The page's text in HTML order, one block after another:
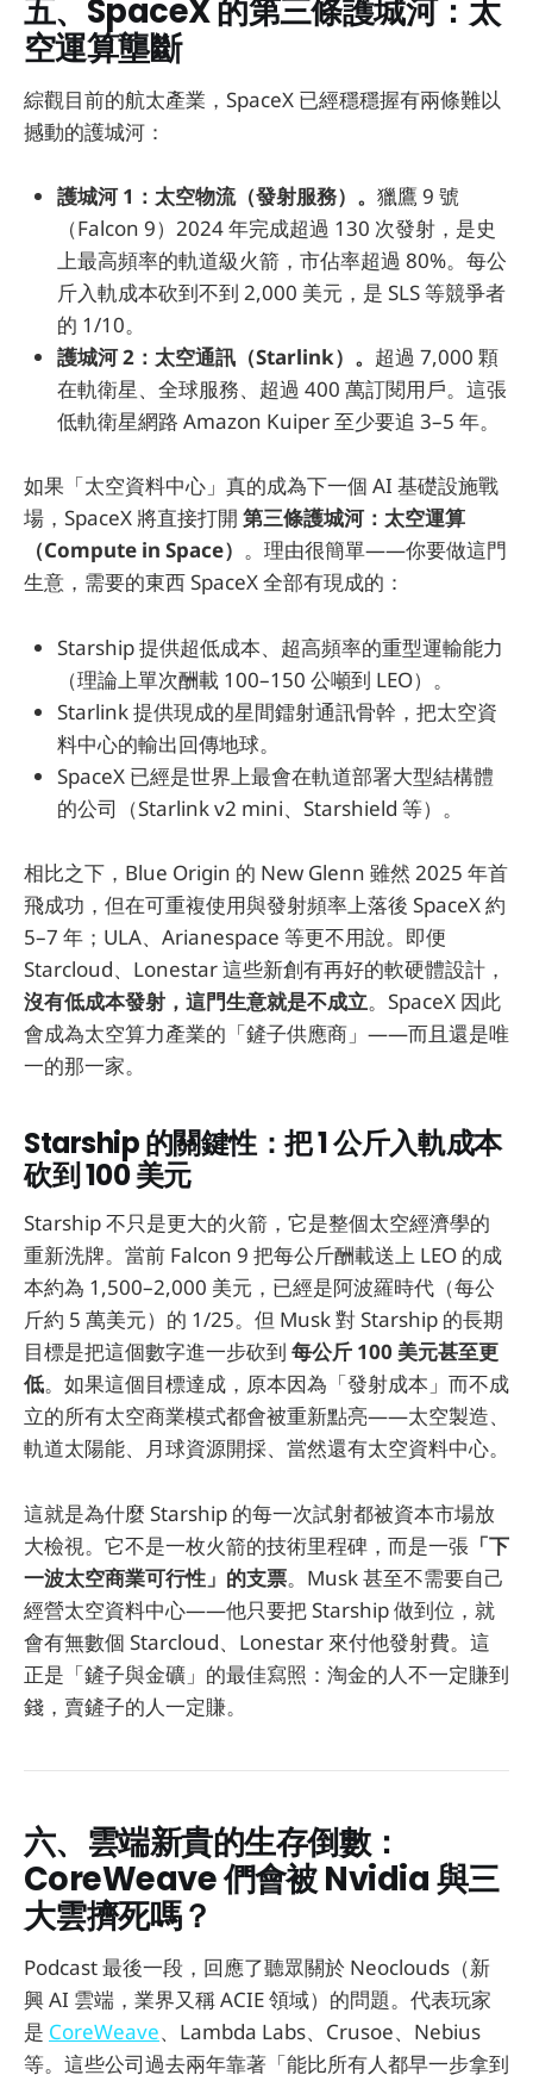
五、SpaceX 的第三條護城河：太
空運算壟斷
綜觀目前的航太產業，SpaceX 已經穩穩握有兩條難以
撼動的護城河：
護城河 1：太空物流（發射服務）。 獵鷹 9 號
（Falcon 9）2024 年完成超過 130 次發射，是史
上最高頻率的軌道級火箭，市佔率超過 80%。每公
斤入軌成本砍到不到 2,000 美元，是 SLS 等競爭者
的 1/10。
護城河 2：太空通訊（Starlink）。 超過 7,000 顆
在軌衛星、全球服務、超過 400 萬訂閱用戶。這張
低軌衛星網路 Amazon Kuiper 至少要追 3–5 年。
如果「太空資料中心」真的成為下一個 AI 基礎設施戰
場，SpaceX 將直接打開 第三條護城河：太空運算
（Compute in Space） 。理由很簡單——你要做這門
生意，需要的東西 SpaceX 全部有現成的：
Starship 提供超低成本、超高頻率的重型運輸能力
（理論上單次酬載 100–150 公噸到 LEO）。
Starlink 提供現成的星間鐳射通訊骨幹，把太空資
料中心的輸出回傳地球。
SpaceX 已經是世界上最會在軌道部署大型結構體
的公司（Starlink v2 mini、Starshield 等）。
相比之下，Blue Origin 的 New Glenn 雖然 2025 年首
飛成功，但在可重複使用與發射頻率上落後 SpaceX 約
5–7 年；ULA、Arianespace 等更不用說。即便
Starcloud、Lonestar 這些新創有再好的軟硬體設計，
沒有低成本發射，這門生意就是不成立。SpaceX 因此
會成為太空算力產業的「鏟子供應商」——而且還是唯
一的那一家。
Starship 的關鍵性：把 1 公斤入軌成本
砍到 100 美元
Starship 不只是更大的火箭，它是整個太空經濟學的
重新洗牌。當前 Falcon 9 把每公斤酬載送上 LEO 的成
本約為 1,500–2,000 美元，已經是阿波羅時代（每公
斤約 5 萬美元）的 1/25。但 Musk 對 Starship 的長期
目標是把這個數字進一步砍到 每公斤 100 美元甚至更
低。如果這個目標達成，原本因為「發射成本」而不成
立的所有太空商業模式都會被重新點亮——太空製造、
軌道太陽能、月球資源開採、當然還有太空資料中心。
這就是為什麼 Starship 的每一次試射都被資本市場放
大檢視。它不是一枚火箭的技術里程碑，而是一張 「下
一波太空商業可行性」的支票。Musk 甚至不需要自己
經營太空資料中心——他只要把 Starship 做到位，就
會有無數個 Starcloud、Lonestar 來付他發射費。這
正是「鏟子與金礦」的最佳寫照：淘金的人不一定賺到
錢，賣鏟子的人一定賺。
六、雲端新貴的生存倒數：
CoreWeave 們會被 Nvidia 與三
大雲擠死嗎？
Podcast 最後一段，回應了聽眾關於 Neoclouds（新
興 AI 雲端，業界又稱 ACIE 領域）的問題。代表玩家
是 CoreWeave、Lambda Labs、Crusoe、Nebius
等。這些公司過去兩年靠著「能比所有人都早一步拿到